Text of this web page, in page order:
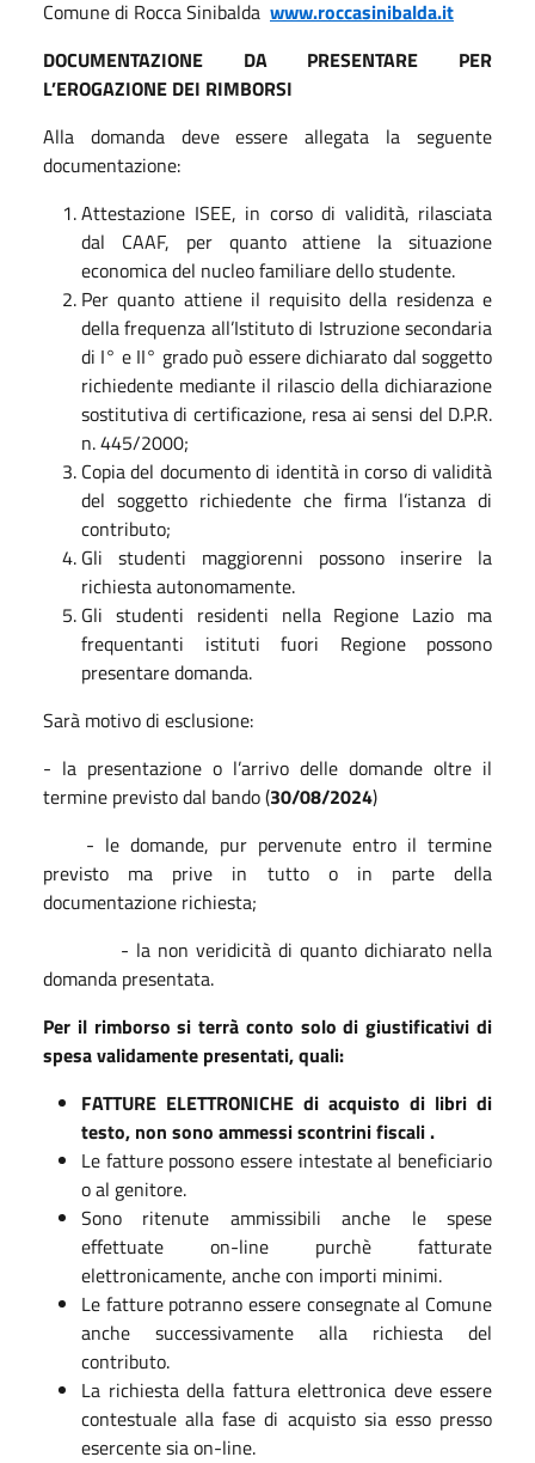
Comune di Rocca Sinibalda www.roccasinibalda.it
DOCUMENTAZIONE DA PRESENTARE PER
L’EROGAZIONE DEI RIMBORSI
Alla domanda deve essere allegata la seguente
documentazione:
Attestazione ISEE, in corso di validità, rilasciata
dal CAAF, per quanto attiene la situazione
economica del nucleo familiare dello studente.
Per quanto attiene il requisito della residenza e
della frequenza all’Istituto di Istruzione secondaria
di I° e II° grado può essere dichiarato dal soggetto
richiedente mediante il rilascio della dichiarazione
sostitutiva di certificazione, resa ai sensi del D.P.R.
n. 445/2000;
Copia del documento di identità in corso di validità
del soggetto richiedente che firma l’istanza di
contributo;
Gli studenti maggiorenni possono inserire la
richiesta autonomamente.
Gli studenti residenti nella Regione Lazio ma
frequentanti istituti fuori Regione possono
presentare domanda.
Sarà motivo di esclusione:
- la presentazione o l’arrivo delle domande oltre il
termine previsto dal bando (30/08/2024)
- le domande, pur pervenute entro il termine
previsto ma prive in tutto o in parte della
documentazione richiesta;
- la non veridicità di quanto dichiarato nella
domanda presentata.
Per il rimborso si terrà conto solo di giustificativi di
spesa validamente presentati, quali:
FATTURE ELETTRONICHE di acquisto di libri di
testo, non sono ammessi scontrini fiscali .
Le fatture possono essere intestate al beneficiario
o al genitore.
Sono ritenute ammissibili anche le spese
effettuate on-line purchè fatturate
elettronicamente, anche con importi minimi.
Le fatture potranno essere consegnate al Comune
anche successivamente alla richiesta del
contributo.
La richiesta della fattura elettronica deve essere
contestuale alla fase di acquisto sia esso presso
esercente sia on-line.